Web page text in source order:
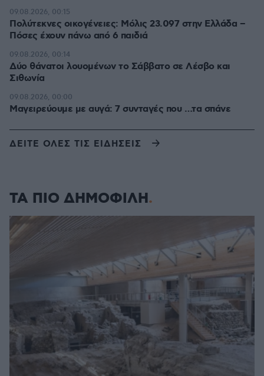
Πολύτεκνες οικογένειες: Μόλις 23.097 στην Ελλάδα –
Πόσες έχουν πάνω από 6 παιδιά
09.08.2026, 00:15
Δύο θάνατοι λουομένων το Σάββατο σε Λέσβο και
Σιθωνία
09.08.2026, 00:14
Μαγειρεύουμε με αυγά: 7 συνταγές που …τα σπάνε
09.08.2026, 00:00
ΔΕΙΤΕ ΟΛΕΣ ΤΙΣ ΕΙΔΗΣΕΙΣ
ΤΑ ΠΙΟ ΔΗΜΟΦΙΛΗ